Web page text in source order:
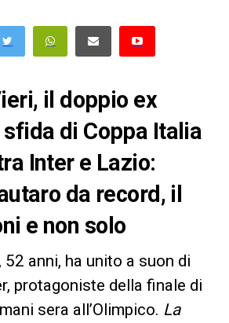
il doppio ex
di Coppa Italia
Inter e Lazio:
da record, il
e non solo
, 52 anni, ha unito a suon di
protagoniste della finale di
sera all’Olimpico. La